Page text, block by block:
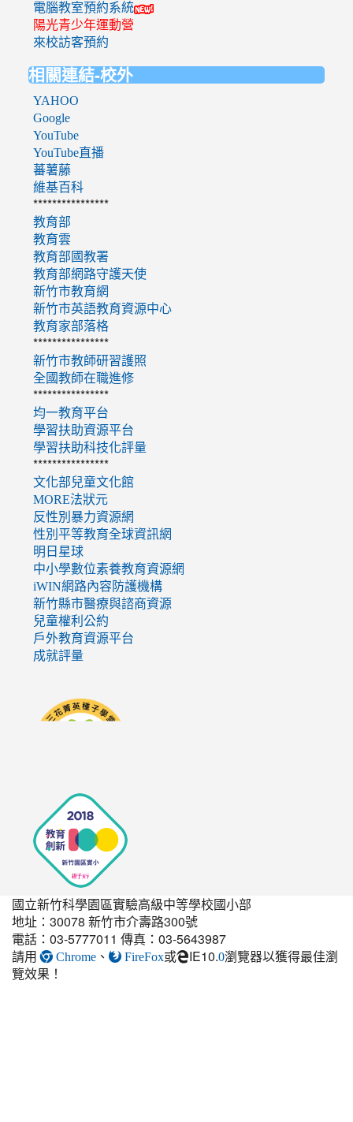
電腦教室預約系統
陽光青少年運動營
來校訪客預約
相關連結-校外
YAHOO
Google
YouTube
YouTube直播
蕃薯藤
維基百科
****************
教育部
教育雲
教育部國教署
教育部網路守護天使
新竹市教育網
新竹市英語教育資源中心
教育家部落格
****************
新竹市教師研習護照
全國教師在職進修
****************
均一教育平台
學習扶助資源平台
學習扶助科技化評量
****************
文化部兒童文化館
MORE法狀元
反性別暴力資源網
性別平等教育全球資訊網
明日星球
中小學數位素養教育資源網
iWIN網路內容防護機構
新竹縣市醫療與諮商資源
兒童權利公約
戶外教育資源平台
成就評量
國立新竹科學園區實驗高級中等學校國小部
地址：30078 新竹市介壽路300號
電話：03-5777011 傳真：03-5643987
請用
Chrome 、 FireFox或 IE10.0link
瀏覽器以獲得最佳瀏
覽效果！